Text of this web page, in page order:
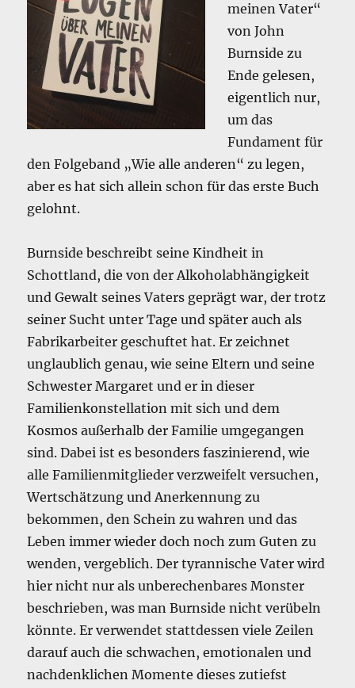
meinen Vater“
von John
Burnside zu
Ende gelesen,
eigentlich nur,
um das
Fundament für
den Folgeband „Wie alle anderen“ zu legen,
aber es hat sich allein schon für das erste Buch
gelohnt.
Burnside beschreibt seine Kindheit in
Schottland, die von der Alkoholabhängigkeit
und Gewalt seines Vaters geprägt war, der trotz
seiner Sucht unter Tage und später auch als
Fabrikarbeiter geschuftet hat. Er zeichnet
unglaublich genau, wie seine Eltern und seine
Schwester Margaret und er in dieser
Familienkonstellation mit sich und dem
Kosmos außerhalb der Familie umgegangen
sind. Dabei ist es besonders faszinierend, wie
alle Familienmitglieder verzweifelt versuchen,
Wertschätzung und Anerkennung zu
bekommen, den Schein zu wahren und das
Leben immer wieder doch noch zum Guten zu
wenden, vergeblich. Der tyrannische Vater wird
hier nicht nur als unberechenbares Monster
beschrieben, was man Burnside nicht verübeln
könnte. Er verwendet stattdessen viele Zeilen
darauf auch die schwachen, emotionalen und
nachdenklichen Momente dieses zutiefst